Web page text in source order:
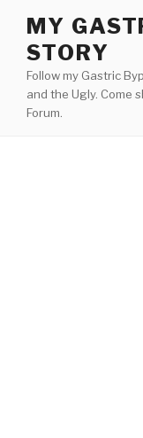
content
MY
STORY
Follow my Gastric
and the Ugly. Come
Forum.